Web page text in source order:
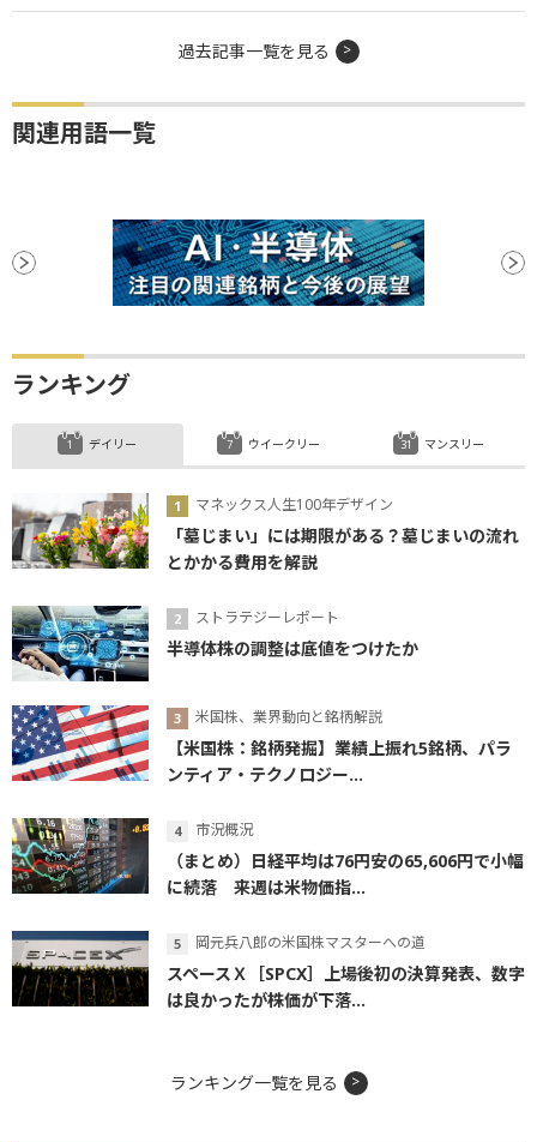
過去記事一覧を見る
関連用語一覧
ランキング
デイリー
マネックス人生100年デザイン
「墓じまい」には期限がある？墓じまいの流れ
とかかる費用を解説
ストラテジーレポート
半導体株の調整は底値をつけたか
米国株、業界動向と銘柄解説
【米国株：銘柄発掘】業績上振れ5銘柄、パラ
ンティア・テクノロジー...
市況概況
（まとめ）日経平均は76円安の65,606円で小幅
に続落 来週は米物価指...
岡元兵八郎の米国株マスターへの道
スペースＸ［SPCX］上場後初の決算発表、数字
は良かったが株価が下落...
ウイークリー マンスリー
ランキング一覧を見る